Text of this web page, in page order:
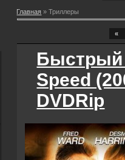
Главная »Триллеры
«
Быстрый
Speed
DVDRip